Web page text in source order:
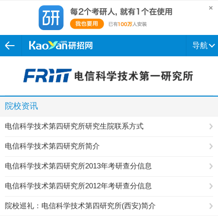
导航
院校资讯
电信科学技术第四研究所研究生院联系方式
电信科学技术第四研究所简介
电信科学技术第四研究所2013年考研查分信息
电信科学技术第四研究所2012年考研查分信息
院校巡礼：电信科学技术第四研究所(西安)简介